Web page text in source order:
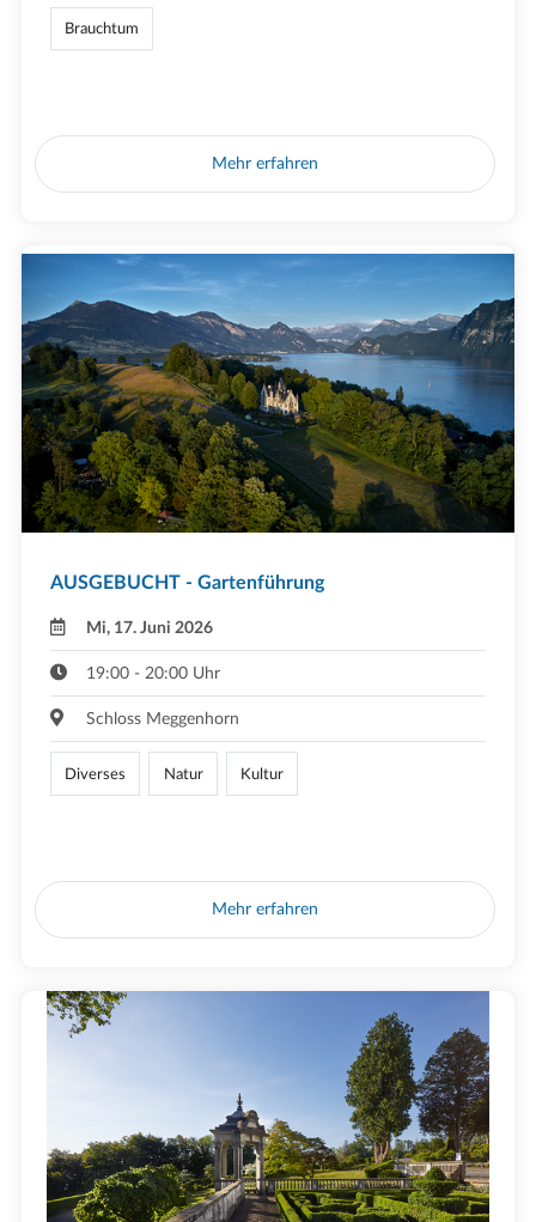
Brauchtum
Mehr erfahren
AUSGEBUCHT - Gartenführung
Mi, 17. Juni 2026
19:00 - 20:00 Uhr
Schloss Meggenhorn
Diverses Natur Kultur
Mehr erfahren